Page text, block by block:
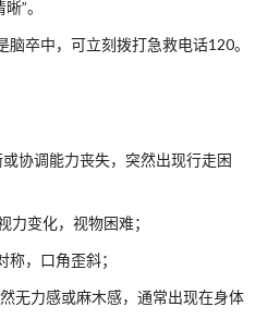
”。
卒中，可立刻拨打急救电话120。
协调能力丧失，突然出现行走困
力变化，视物困难；
，口角歪斜；
无力感或麻木感，通常出现在身体